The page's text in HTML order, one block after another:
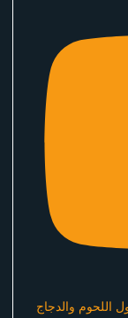
اللحوم والدجاج